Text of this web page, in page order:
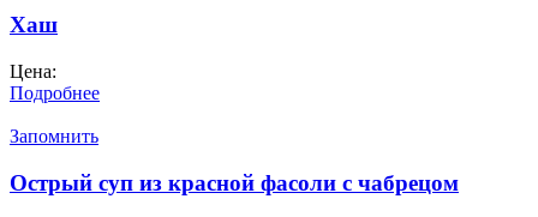
Хаш
Цена:
Подробнее
Запомнить
Острый суп из красной фасоли с чабрецом